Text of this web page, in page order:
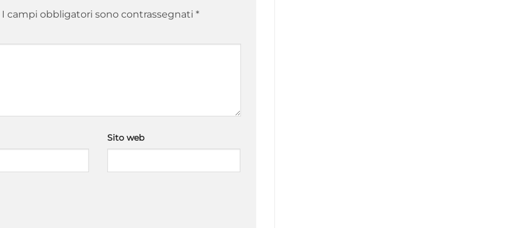
I campi obbligatori sono contrassegnati *
Sito web